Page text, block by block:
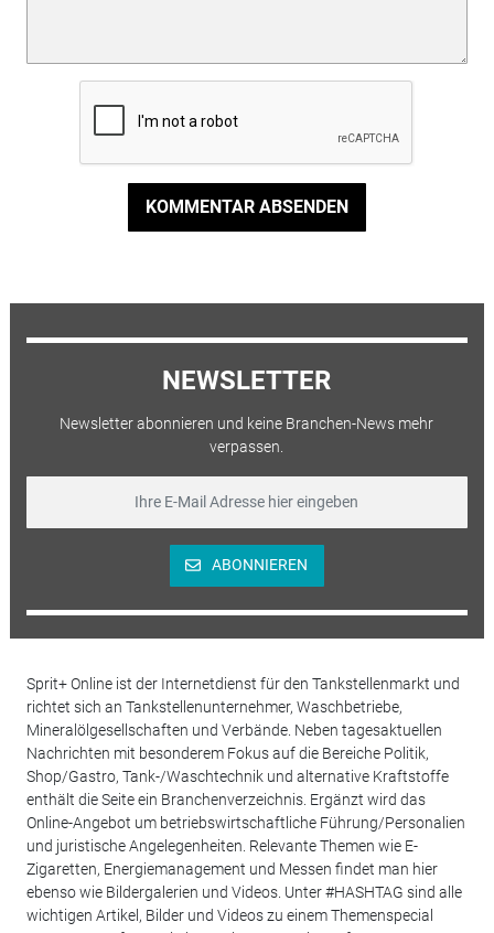
KOMMENTAR ABSENDEN
NEWSLETTER
Newsletter abonnieren und keine Branchen-News mehr
verpassen.
ABONNIEREN
Sprit+ Online ist der Internetdienst für den Tankstellenmarkt und
richtet sich an Tankstellenunternehmer, Waschbetriebe,
Mineralölgesellschaften und Verbände. Neben tagesaktuellen
Nachrichten mit besonderem Fokus auf die Bereiche Politik,
Shop/Gastro, Tank-/Waschtechnik und alternative Kraftstoffe
enthält die Seite ein Branchenverzeichnis. Ergänzt wird das
Online-Angebot um betriebswirtschaftliche Führung/Personalien
und juristische Angelegenheiten. Relevante Themen wie E-
Zigaretten, Energiemanagement und Messen findet man hier
ebenso wie Bildergalerien und Videos. Unter #HASHTAG sind alle
wichtigen Artikel, Bilder und Videos zu einem Themenspecial